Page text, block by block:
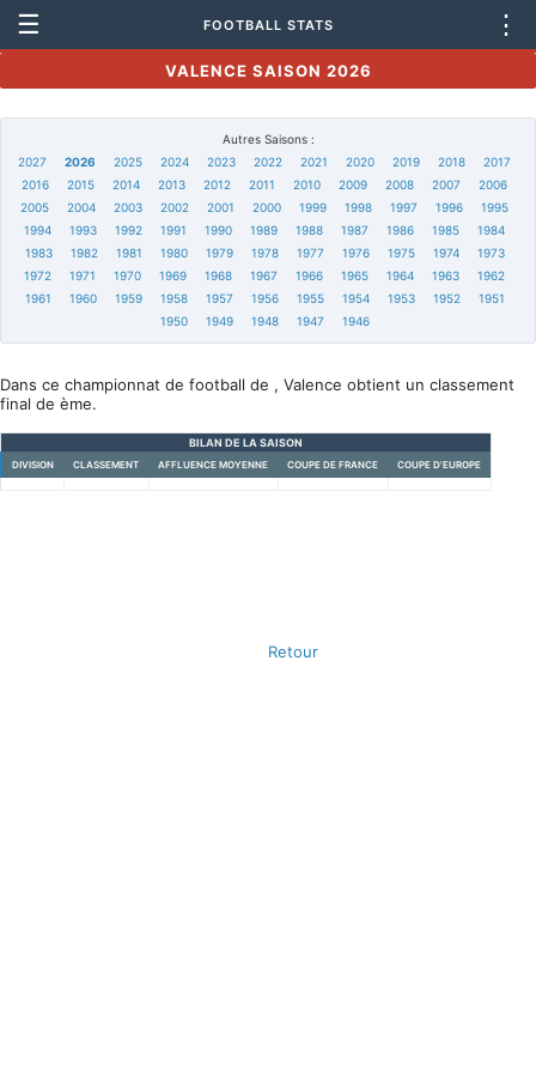
☰ FOOTBALL STATS ⋮
VALENCE SAISON 2026
Autres Saisons :
2027
2026 2025 2024 2023 2022 2021 2020 2019 2018
2017
2016
2015 2014 2013 2012 2011 2010 2009 2008 2007
2006
2005
2004 2003 2002 2001 2000 1999 1998 1997 1996
1995
1994
1993 1992 1991 1990 1989 1988 1987 1986 1985
1984
1983
1982 1981 1980 1979 1978 1977 1976 1975 1974
1973
1972
1971 1970 1969 1968 1967 1966 1965 1964 1963
1962
1961
1960 1959 1958 1957 1956 1955 1954 1953 1952
1951
1950
1949 1948 1947 1946
Dans ce championnat de football de , Valence obtient un classement
final de ème.
BILAN DE LA SAISON
DIVISION CLASSEMENT AFFLUENCE MOYENNE COUPE DE FRANCE COUPE D'EUROPE
Retour